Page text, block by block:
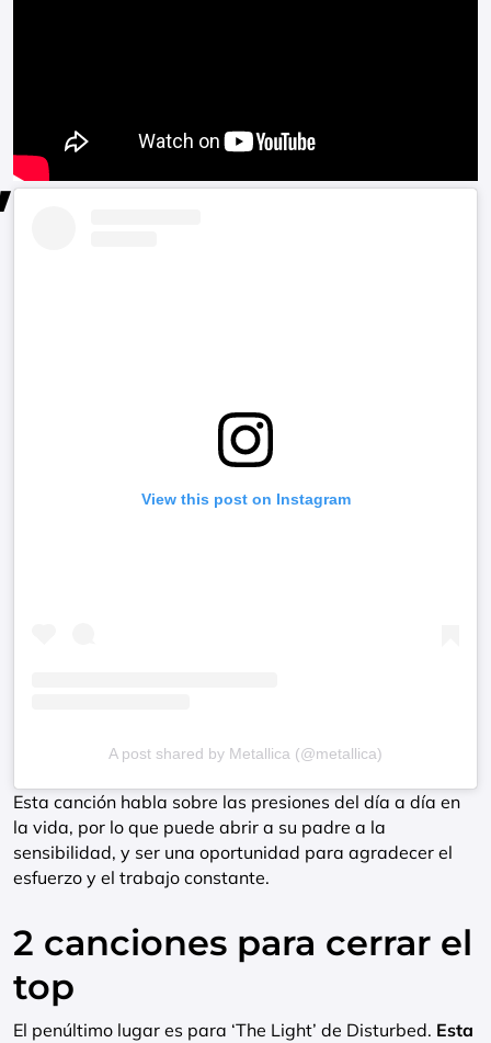
View this post on Instagram
A post shared by Metallica (@metallica)
Esta canción habla sobre las presiones del día a día en
la vida, por lo que puede abrir a su padre a la
sensibilidad, y ser una oportunidad para agradecer el
esfuerzo y el trabajo constante.
2 canciones para cerrar el
top
El penúltimo lugar es para ‘The Light’ de Disturbed. Esta